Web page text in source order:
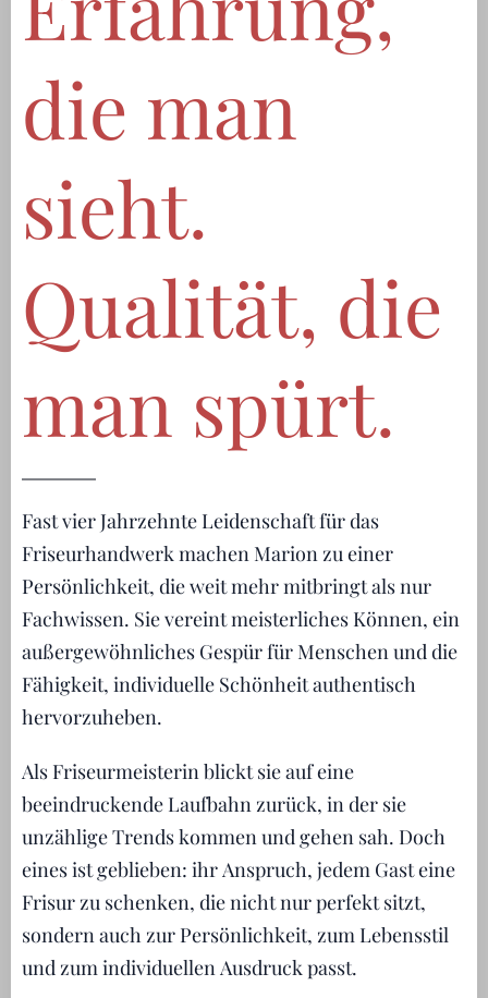
die man
sieht.
Qualität, die
man spürt.
Fast vier Jahrzehnte Leidenschaft für das
Friseurhandwerk machen Marion zu einer
Persönlichkeit, die weit mehr mitbringt als nur
Fachwissen. Sie vereint meisterliches Können, ein
außergewöhnliches Gespür für Menschen und die
Fähigkeit, individuelle Schönheit authentisch
hervorzuheben.
Als Friseurmeisterin blickt sie auf eine
beeindruckende Laufbahn zurück, in der sie
unzählige Trends kommen und gehen sah. Doch
eines ist geblieben: ihr Anspruch, jedem Gast eine
Frisur zu schenken, die nicht nur perfekt sitzt,
sondern auch zur Persönlichkeit, zum Lebensstil
und zum individuellen Ausdruck passt.